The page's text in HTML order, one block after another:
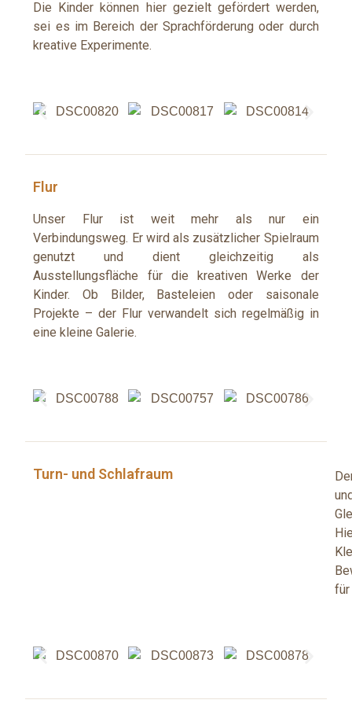
Die Kinder können hier gezielt gefördert werden,
sei es im Bereich der Sprachförderung oder durch
kreative Experimente.
Flur
Unser Flur ist weit mehr als nur ein
Verbindungsweg. Er wird als zusätzlicher Spielraum
genutzt und dient gleichzeitig als
Ausstellungsfläche für die kreativen Werke der
Kinder. Ob Bilder, Basteleien oder saisonale
Projekte – der Flur verwandelt sich regelmäßig in
eine kleine Galerie.
Turn- und Schlafraum
für